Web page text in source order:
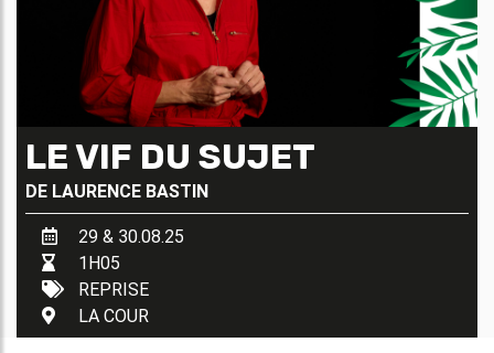
LE VIF DU SUJET
DE LAURENCE BASTIN
29 & 30.08.25
1H05
REPRISE
LA COUR